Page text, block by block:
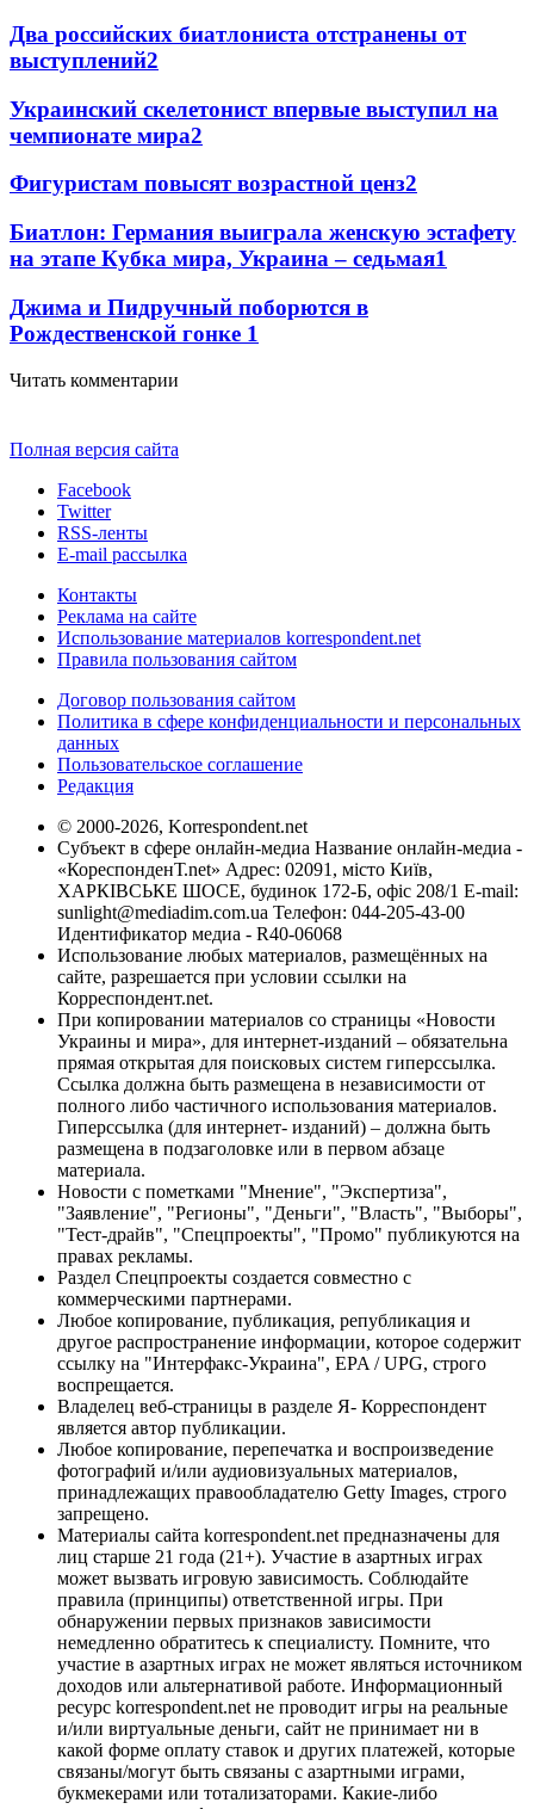
Два российских биатлониста отстранены от
выступлений2
Украинский скелетонист впервые выступил на
чемпионате мира2
Фигуристам повысят возрастной ценз2
Биатлон: Германия выиграла женскую эстафету
на этапе Кубка мира, Украина – седьмая1
Джима и Пидручный поборются в
Рождественской гонке 1
Читать комментарии
Полная версия сайта
Facebook
Twitter
RSS-ленты
E-mail рассылка
Контакты
Реклама на сайте
Использование материалов korrespondent.net
Правила пользования сайтом
Договор пользования сайтом
Политика в сфере конфиденциальности и персональных
данных
Пользовательское соглашение
Редакция
© 2000-2026, Korrespondent.net
Субъект в сфере онлайн-медиа Название онлайн-медиа -
«КореспонденТ.net» Адрес: 02091, місто Київ,
ХАРКІВСЬКЕ ШОСЕ, будинок 172-Б, офіс 208/1 E-mail:
sunlight@mediadim.com.ua Телефон: 044-205-43-00
Идентификатор медиа - R40-06068
Использование любых материалов, размещённых на
сайте, разрешается при условии ссылки на
Корреспондент.net.
При копировании материалов со страницы «Новости
Украины и мира», для интернет-изданий – обязательна
прямая открытая для поисковых систем гиперссылка.
Ссылка должна быть размещена в независимости от
полного либо частичного использования материалов.
Гиперссылка (для интернет- изданий) – должна быть
размещена в подзаголовке или в первом абзаце
материала.
Новости с пометками "Мнение", "Экспертиза",
"Заявление", "Регионы", "Деньги", "Власть", "Выборы",
"Тест-драйв", "Спецпроекты", "Промо" публикуются на
правах рекламы.
Раздел Спецпроекты создается совместно с
коммерческими партнерами.
Любое копирование, публикация, републикация и
другое распространение информации, которое содержит
ссылку на "Интерфакс-Украина", EPA / UPG, строго
воспрещается.
Владелец веб-страницы в разделе Я- Корреспондент
является автор публикации.
Любое копирование, перепечатка и воспроизведение
фотографий и/или аудиовизуальных материалов,
принадлежащих правообладателю Getty Images, строго
запрещено.
Материалы сайта korrespondent.net предназначены для
лиц старше 21 года (21+). Участие в азартных играх
может вызвать игровую зависимость. Соблюдайте
правила (принципы) ответственной игры. При
обнаружении первых признаков зависимости
немедленно обратитесь к специалисту. Помните, что
участие в азартных играх не может являться источником
доходов или альтернативой работе. Информационный
ресурс korrespondent.net не проводит игры на реальные
и/или виртуальные деньги, сайт не принимает ни в
какой форме оплату ставок и других платежей, которые
связаны/могут быть связаны с азартными играми,
букмекерами или тотализаторами. Какие-либо